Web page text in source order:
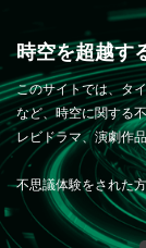
時空を超越す
このサイトでは、タ
など、時空に関する
レビドラマ、演劇作
不思議体験をされた